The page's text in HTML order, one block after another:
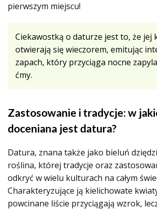
pierwszym miejscu!
Ciekawostką o daturze jest to, że jej
otwierają się wieczorem, emitując
zapach, który przyciąga nocne
ćmy.
Zastosowanie i tradycje: w
doceniana jest datura?
Datura, znana także jako bieluń
roślina, której tradycje oraz
odkryć w wielu kulturach na całym
Charakteryzujące ją kielichowate
powcinane liście przyciągają wzrok,